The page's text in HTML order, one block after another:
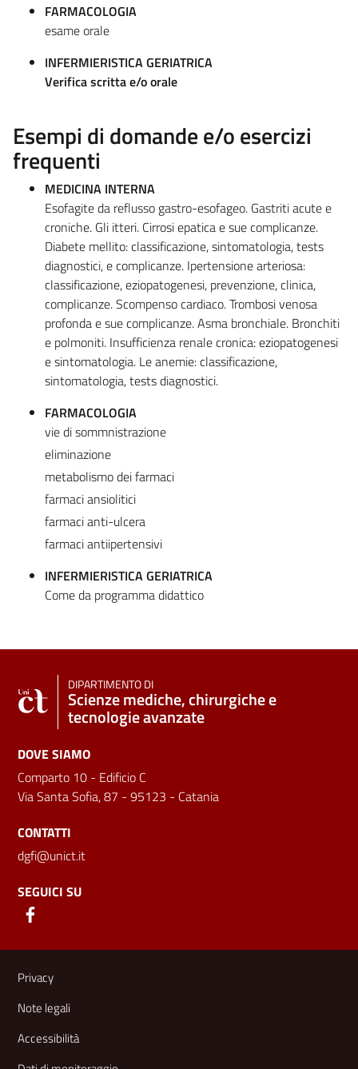
FARMACOLOGIA
esame orale
INFERMIERISTICA GERIATRICA
Verifica scritta e/o orale
Esempi di domande e/o esercizi
frequenti
MEDICINA INTERNA
Esofagite da reflusso gastro-esofageo. Gastriti acute e
croniche. Gli itteri. Cirrosi epatica e sue complicanze.
Diabete mellito: classificazione, sintomatologia, tests
diagnostici, e complicanze. Ipertensione arteriosa:
classificazione, eziopatogenesi, prevenzione, clinica,
complicanze. Scompenso cardiaco. Trombosi venosa
profonda e sue complicanze. Asma bronchiale. Bronchiti
e polmoniti. Insufficienza renale cronica: eziopatogenesi
e sintomatologia. Le anemie: classificazione,
sintomatologia, tests diagnostici.
FARMACOLOGIA
vie di sommnistrazione
eliminazione
metabolismo dei farmaci
farmaci ansiolitici
farmaci anti-ulcera
farmaci antiipertensivi
INFERMIERISTICA GERIATRICA
Come da programma didattico
DIPARTIMENTO DI
Scienze mediche, chirurgiche e
tecnologie avanzate
DOVE SIAMO
Comparto 10 - Edificio C
Via Santa Sofia, 87 - 95123 - Catania
CONTATTI
dgfi@unict.it
SEGUICI SU
Link e informazioni utili
Privacy
Note legali
Accessibilità